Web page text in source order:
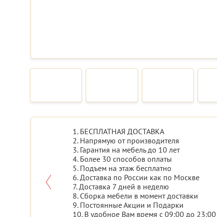
1. БЕСПЛАТНАЯ ДОСТАВКА
2. Напрямую от производителя
3. Гарантия на мебель до 10 лет
4. Более 30 способов оплаты
5. Подъем на этаж бесплатно
6. Доставка по России как по Москве
7. Доставка 7 дней в неделю
8. Сборка мебели в момент доставки
9. Постоянные Акции и Подарки
10. В удобное Вам время с 09:00 до 23:00